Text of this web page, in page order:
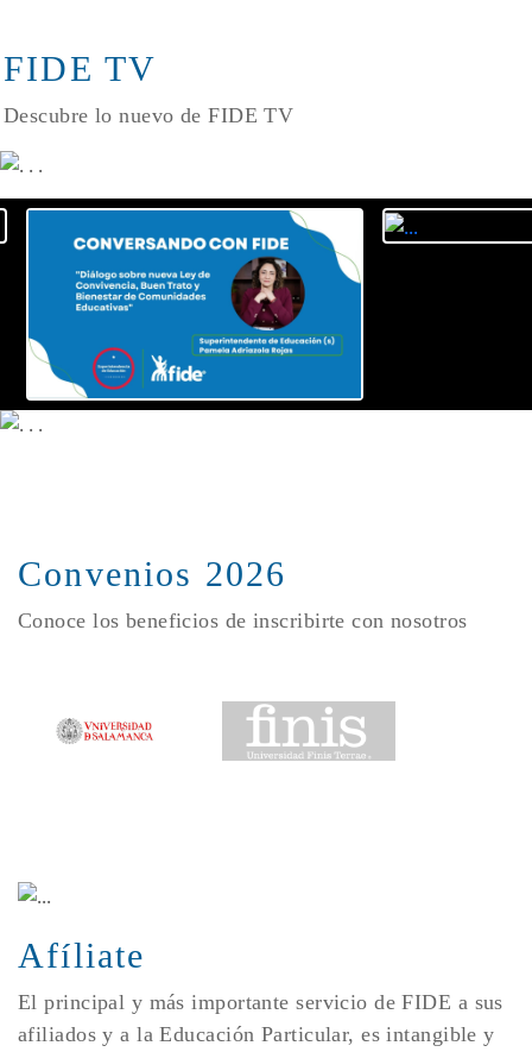
FIDE TV
Descubre lo nuevo de FIDE TV
Convenios 2026
Conoce los beneficios de inscribirte con nosotros
Afíliate
El principal y más importante servicio de FIDE a sus
afiliados y a la Educación Particular, es intangible y